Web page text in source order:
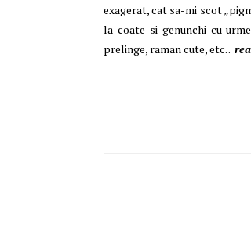
exagerat, cat sa-mi scot
la coate si genunchi cu
prelinge, raman cute, etc. .